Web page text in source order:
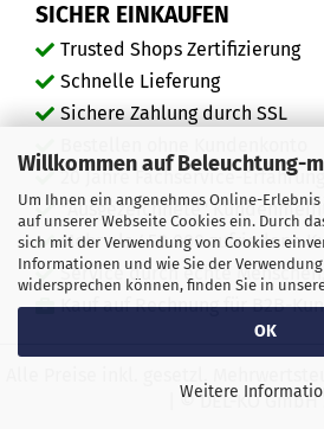
Willkommen auf Beleuchtung-
Um Ihnen ein angenehmes Online-
auf unserer Webseite Cookies ein. Durch
sich mit der Verwendung von Cookies
Informationen und wie Sie der
widersprechen können, finden Sie in
OK
Weitere
SICHER EINKAUFEN
Trusted Shops Zertifizierung
Schnelle Lieferung
Sichere Zahlung durch SSL
20 Jahre Fachservice-Erfahrung
"Ausgezeichnete"
Mehr als 450.000 zufriedene
Service durch echte
Kauf auf Rechnung für B2B-
| © DEL-KO GmbH